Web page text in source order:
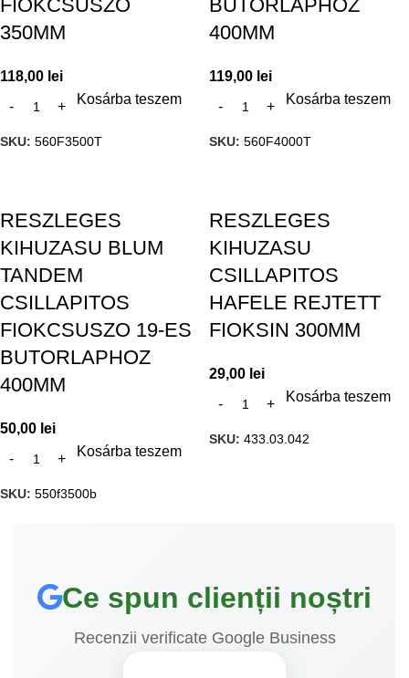
FIOKCSUSZO
350MM
118,00 lei
Kosárba teszem
SKU: 560F3500T
BUTORLAPHOZ
400MM
119,00 lei
Kosárba teszem
SKU: 560F4000T
RESZLEGES
KIHUZASU BLUM
TANDEM
CSILLAPITOS
FIOKCSUSZO 19-ES
BUTORLAPHOZ
400MM
50,00 lei
Kosárba teszem
SKU: 550f3500b
RESZLEGES
KIHUZASU
CSILLAPITOS
HAFELE REJTETT
FIOKSIN 300MM
29,00 lei
Kosárba teszem
SKU: 433.03.042
Ce spun clienții noștri
Recenzii verificate Google Business